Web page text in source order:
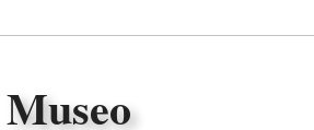
Museo